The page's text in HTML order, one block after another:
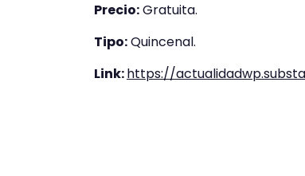
Precio:Gratuita.
Tipo:Quincenal.
Link:https://